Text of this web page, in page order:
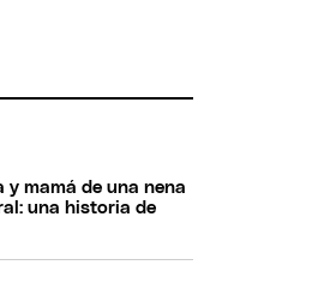
y mamá de una nena
una historia de